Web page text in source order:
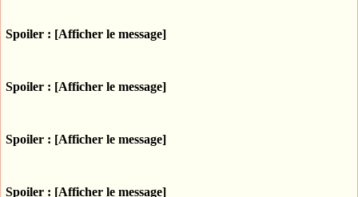
Spoiler : [Afficher le message]
Spoiler : [Afficher le message]
Spoiler : [Afficher le message]
Spoiler : [Afficher le message]